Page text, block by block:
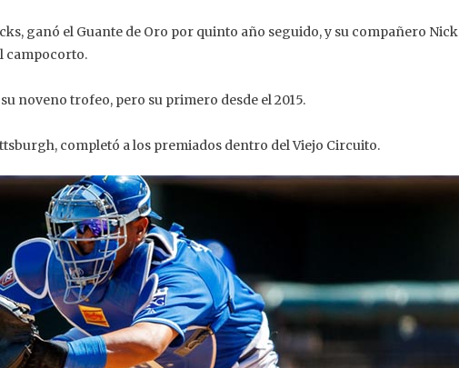
ganó el Guante de Oro por quinto año seguido, y su compañero Nick
campocorto.
noveno trofeo, pero su primero desde el 2015.
completó a los premiados dentro del Viejo Circuito.